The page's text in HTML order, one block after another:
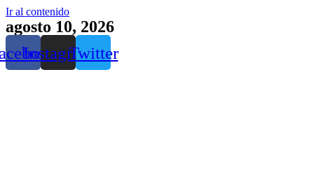
Ir al contenido
agosto 10, 2026
InstagramTwitter